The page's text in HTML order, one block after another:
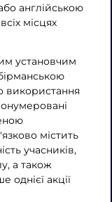
англійською
місцях
установчим
використання
містить
учасників,
а також
акції